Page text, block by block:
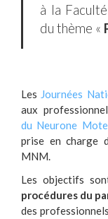
à la
du thème «
Les Journées
aux
du Neurone
prise en charge
MNM.
Les objectifs
procédures du
des